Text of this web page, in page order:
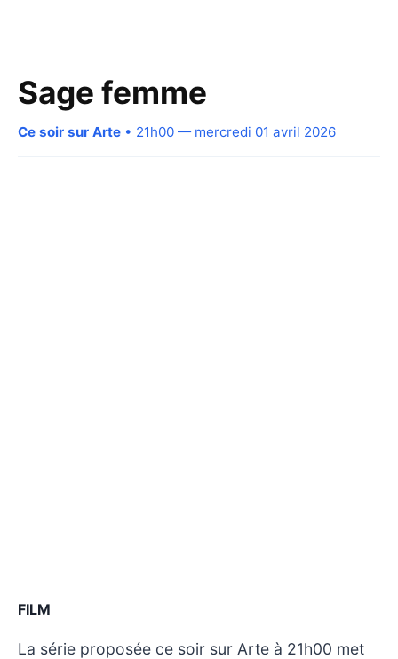
Sage femme
Ce soir sur Arte • 21h00 — mercredi 01 avril 2026
FILM
La série proposée ce soir sur Arte à 21h00 met